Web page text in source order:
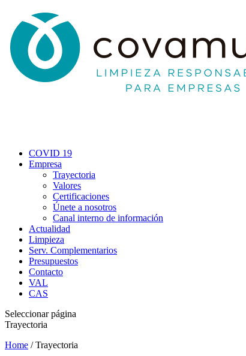
COVID 19
Empresa
Trayectoria
Valores
Certificaciones
Únete a nosotros
Canal interno de información
Actualidad
Limpieza
Serv. Complementarios
Presupuestos
Contacto
VAL
CAS
Seleccionar página
Trayectoria
Home /Trayectoria